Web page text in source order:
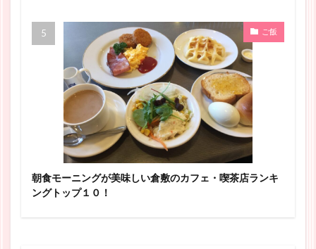
ご飯
朝食モーニングが美味しい倉敷のカフェ・喫茶店ランキ
ングトップ１０！